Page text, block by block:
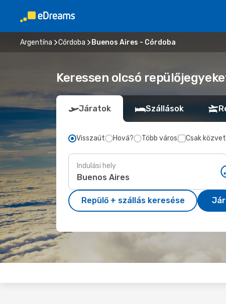
Argentína Córdoba Buenos Aires - Córdoba
Keressen olcsó
Járatok Szállások
Visszaút Hová? Több város Csak
Indulási hely
Repülő + szállás keresése